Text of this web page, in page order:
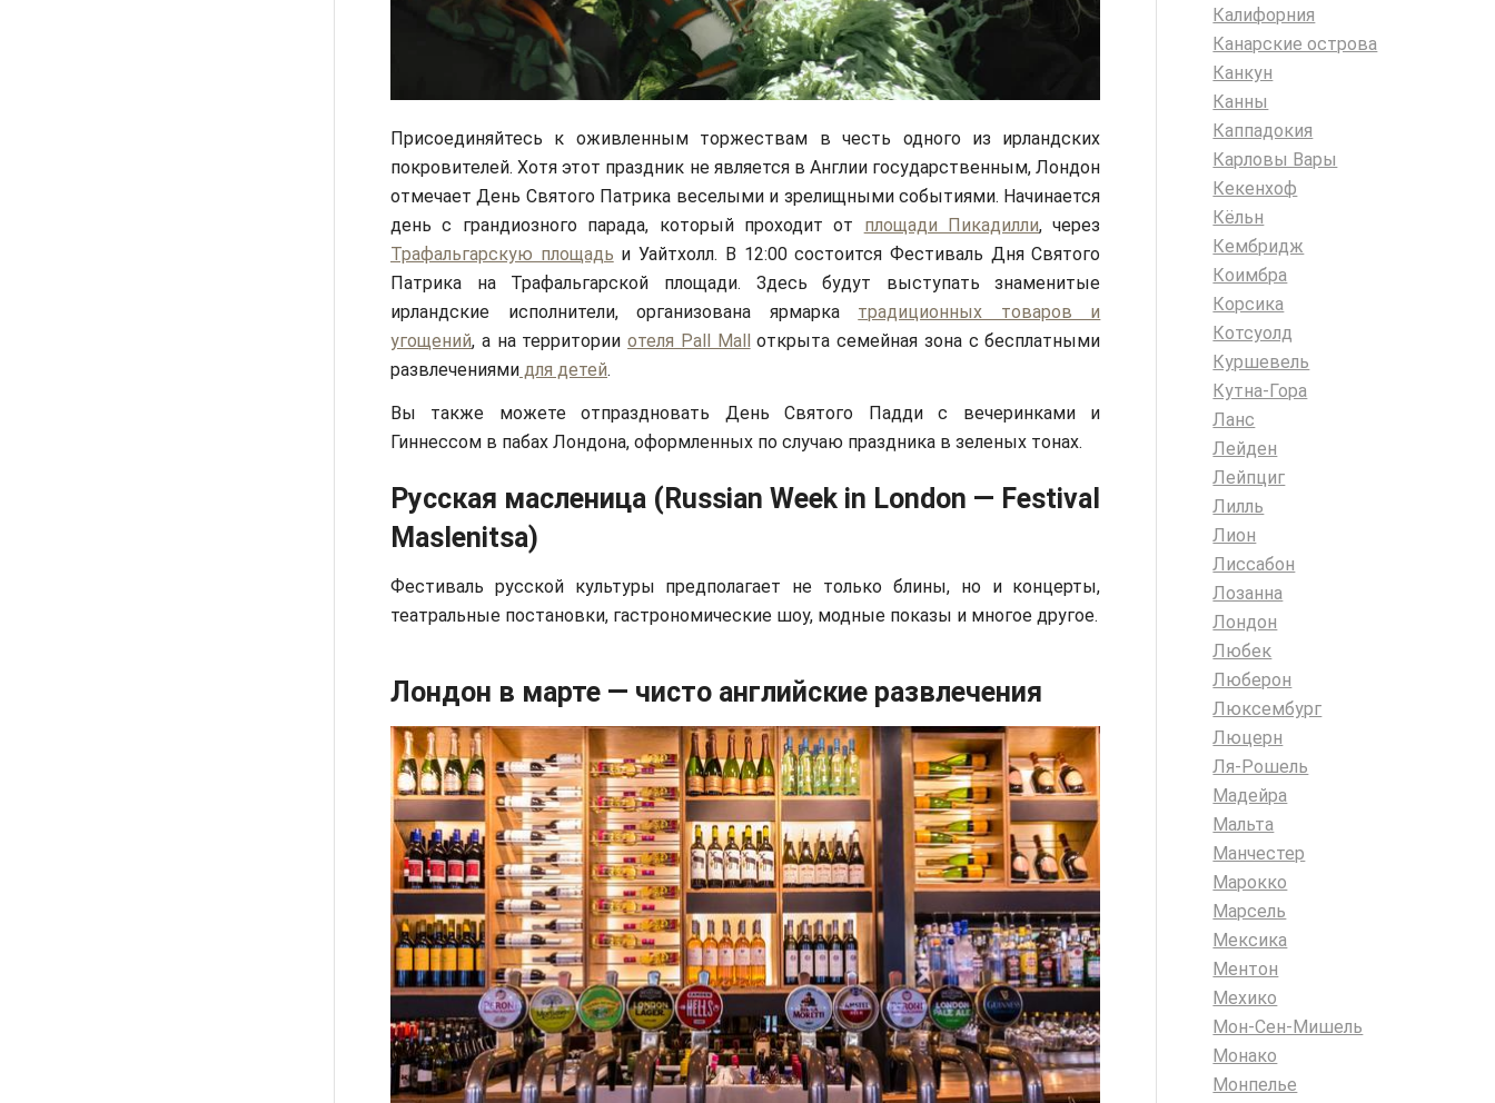
Присоединяйтесь к оживленным торжествам в честь одного из ирландских
покровителей. Хотя этот праздник не является в Англии государственным, Лондон
отмечает День Святого Патрика веселыми и зрелищными событиями. Начинается
день с грандиозного парада, который проходит от площади Пикадилли, через
Трафальгарскую площадь и Уайтхолл. В 12:00 состоится Фестиваль Дня Святого
Патрика на Трафальгарской площади. Здесь будут выступать знаменитые
ирландские исполнители, организована ярмарка традиционных товаров и
угощений, а на территорииотеля Pall Mall открыта семейная зона с бесплатными
развлечениями для детей.
Вы также можете отпраздновать День Святого Падди с вечеринками и
Гиннессом в пабах Лондона, оформленных по случаю праздника в зеленых тонах.
Русская масленица (Russian Week in London — Festival
Maslenitsa)
Фестиваль русской культуры предполагает не только блины, но и концерты,
театральные постановки, гастрономические шоу, модные показы и многое другое.
Лондон в марте — чисто английские развлечения
Калифорния
Канарские острова
Канкун
Канны
Каппадокия
Карловы Вары
Кекенхоф
Кёльн
Кембридж
Коимбра
Корсика
Котсуолд
Куршевель
Кутна-Гора
Ланс
Лейден
Лейпциг
Лилль
Лион
Лиссабон
Лозанна
Лондон
Любек
Люберон
Люксембург
Люцерн
Ля-Рошель
Мадейра
Мальта
Манчестер
Марокко
Марсель
Мексика
Ментон
Мехико
Мон-Сен-Мишель
Монако
Монпелье